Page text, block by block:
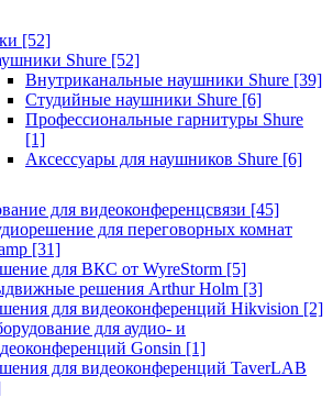
[52]
Shure [52]
Внутриканальные наушники Shure [39]
Студийные наушники Shure [6]
Профессиональные гарнитуры Shure
[1]
Аксессуары для наушников Shure [6]
для видеоконференцсвязи [45]
для переговорных комнат
[31]
для ВКС от WyreStorm [5]
решения Arthur Holm [3]
для видеоконференций Hikvision [2]
для аудио- и
Gonsin [1]
для видеоконференций TaverLAB